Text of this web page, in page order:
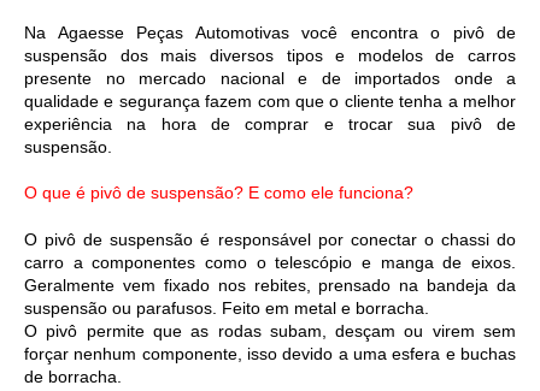
Na Agaesse Peças Automotivas você encontra o pivô de
suspensão dos mais diversos tipos e modelos de carros
presente no mercado nacional e de importados onde a
qualidade e segurança fazem com que o cliente tenha a melhor
experiência na hora de comprar e trocar sua pivô de
suspensão.
O que é pivô de suspensão? E como ele funciona?
O pivô de suspensão é responsável por conectar o chassi do
carro a componentes como o telescópio e manga de eixos.
Geralmente vem fixado nos rebites, prensado na bandeja da
suspensão ou parafusos. Feito em metal e borracha.
O pivô permite que as rodas subam, desçam ou virem sem
forçar nenhum componente, isso devido a uma esfera e buchas
de borracha.